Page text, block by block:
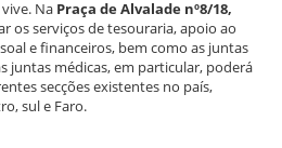
Na Praça de Alvalade nº8/18,
os serviços de tesouraria, apoio ao
e financeiros, bem como as juntas
juntas médicas, em particular, poderá
secções existentes no país,
sul e Faro.